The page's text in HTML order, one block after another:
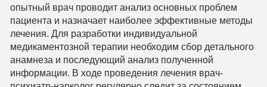
опытный врач проводит анализ основных проблем
пациента и назначает наиболее эффективные методы
лечения. Для разработки индивидуальной
медикаментозной терапии необходим сбор детального
анамнеза и последующий анализ полученной
информации. В ходе проведения лечения врач-